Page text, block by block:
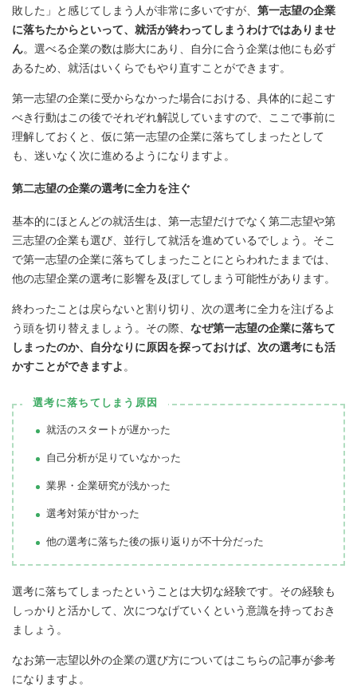
敗した」と感じてしまう人が非常に多いですが、 第一志望の企業
に落ちたからといって、就活が終わってしまうわけではありませ
ん。選べる企業の数は膨大にあり、自分に合う企業は他にも必ず
あるため、就活はいくらでもやり直すことができます。
第一志望の企業に受からなかった場合における、具体的に起こす
べき行動はこの後でそれぞれ解説していますので、ここで事前に
理解しておくと、仮に第一志望の企業に落ちてしまったとして
も、迷いなく次に進めるようになりますよ。
第二志望の企業の選考に全力を注ぐ
基本的にほとんどの就活生は、第一志望だけでなく第二志望や第
三志望の企業も選び、並行して就活を進めているでしょう。そこ
で第一志望の企業に落ちてしまったことにとらわれたままでは、
他の志望企業の選考に影響を及ぼしてしまう可能性があります。
終わったことは戻らないと割り切り、次の選考に全力を注げるよ
う頭を切り替えましょう。その際、 なぜ第一志望の企業に落ちて
しまったのか、自分なりに原因を探っておけば、次の選考にも活
かすことができますよ 。
選考に落ちてしまう原因
就活のスタートが遅かった
自己分析が足りていなかった
業界・企業研究が浅かった
選考対策が甘かった
他の選考に落ちた後の振り返りが不十分だった
選考に落ちてしまったということは大切な経験です。その経験も
しっかりと活かして、次につなげていくという意識を持っておき
ましょう。
なお第一志望以外の企業の選び方についてはこちらの記事が参考
になりますよ。